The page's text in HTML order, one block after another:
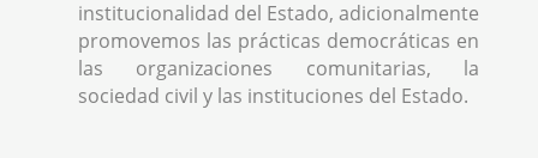
institucionalidad del Estado, adicionalmente
promovemos las prácticas democráticas en
las organizaciones comunitarias, la
sociedad civil y las instituciones del Estado.